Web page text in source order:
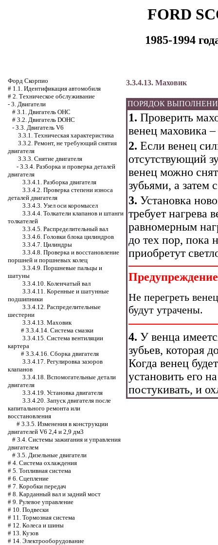
FORD
1985-1994
Форд Скорпио
# 1.1. Идентификация автомобиля
# 2. Техническое обслуживание
- 3. Двигатели
# 3.1. Двигатель OHC
# 3.2. Двигатель DOHC
- 3.3. Двигатель V6
3.3.1. Техническая характеристика
3.3.2. Ремонт, не требующий снятия
двигателя
3.3.3. Снятие двигателя
- 3.3.4. Разборка и проверка деталей
двигателя
3.3.4.1. Разборка двигателя
3.3.4.2. Проверка степени износа
деталей двигателя
3.3.4.3. Узел оси коромысел
3.3.4.4. Толкатели клапанов и штанги
толкателей
3.3.4.5. Распределительный вал
3.3.4.6. Головки блока цилиндров
3.3.4.7. Цилиндры
3.3.4.8. Проверка и восстановление
поршней и поршневых колец
3.3.4.9. Поршневые пальцы и
шатуны
3.3.4.10. Коленчатый вал
3.3.4.11. Коренные и шатунные
подшипники
3.3.4.12. Распределительные
шестерни
3.3.4.13. Маховик
# 3.3.4.14. Система смазки
3.3.4.15. Система вентиляции
картера
# 3.3.4.16. Сборка двигателя
3.3.4.17. Регулировка зазоров
клапанов
3.3.4.18. Вспомогательные детали
двигателя
3.3.4.19. Установка двигателя
3.3.4.20. Запуск двигателя после
капитального ремонта или
восстановления
# 3.3.5. Изменения в конструкции
двигателей V6 2,4 и 2,9 дм3
# 3.4. Системы зажигания и управления
двигателем
# 3.5. Дизельные двигатели
# 4. Система охлаждения
# 5. Топливная система
# 6. Сцепление
# 7. Коробки передач
# 8. Карданный вал и задний мост
# 9. Рулевое управление
# 10. Подвески
# 11. Тормозная система
# 12. Колеса и шины
# 13. Кузов
# 14. Электрооборудование
3.3.4.13. Маховик
ПОРЯДОК
1. Проверить
венец маховика
2. Если венец
отсутствующий
венец можно
зубьями, а затем
3. Установка
требует нагрева
равномерным
до тех пор, пока
приобретут
Предупреждение
Не перегреть
будут утрачены.
4. У венца
зубьев, которая
Когда венец
установить его
постукивать, и